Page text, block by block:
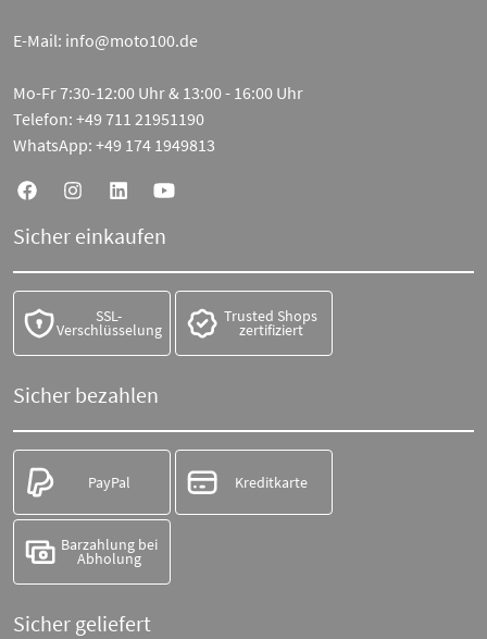
E-Mail: info@moto100.de
Mo-Fr 7:30-12:00 Uhr & 13:00 - 16:00 Uhr
Telefon: +49 711 21951190
WhatsApp: +49 174 1949813
Sicher einkaufen
SSL-
Verschlüsselung
Trusted Shops
zertifiziert
Sicher bezahlen
PayPal Kreditkarte
Barzahlung bei
Abholung
Sicher geliefert